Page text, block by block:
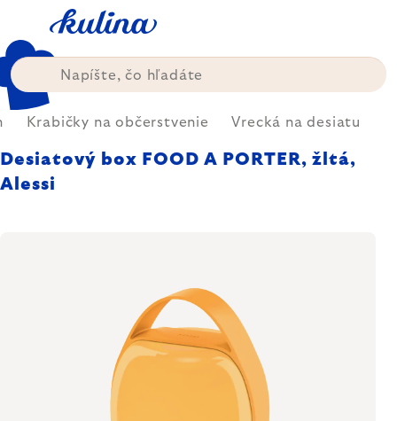
obsah
Krabičky na občerstvenie Vrecká na desiatu
Desiatový box FOOD A PORTER, žltá,
Alessi